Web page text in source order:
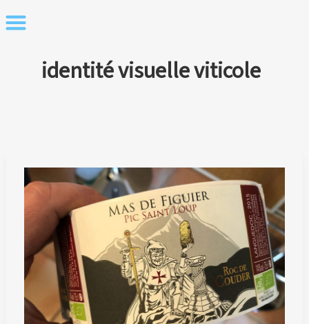
to
identité visuelle viticole